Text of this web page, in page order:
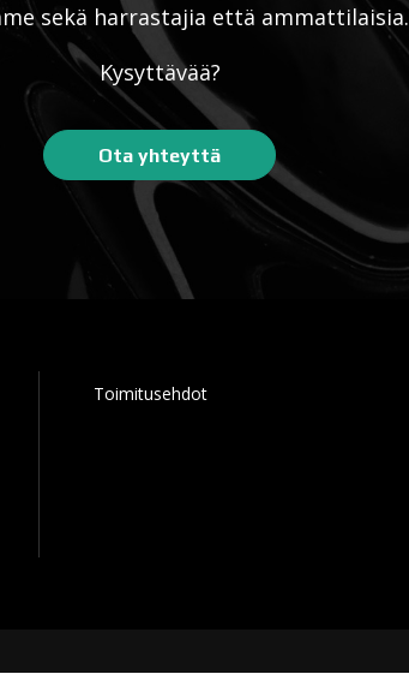
sekä harrastajia että ammattilaisia.
Kysyttävää?
Ota yhteyttä
Toimitusehdot